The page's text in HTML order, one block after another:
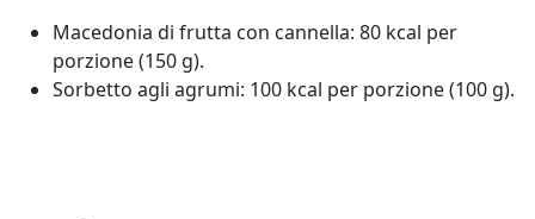
Macedonia di frutta con cannella: 80 kcal per
porzione (150 g).
Sorbetto agli agrumi: 100 kcal per porzione (100 g).